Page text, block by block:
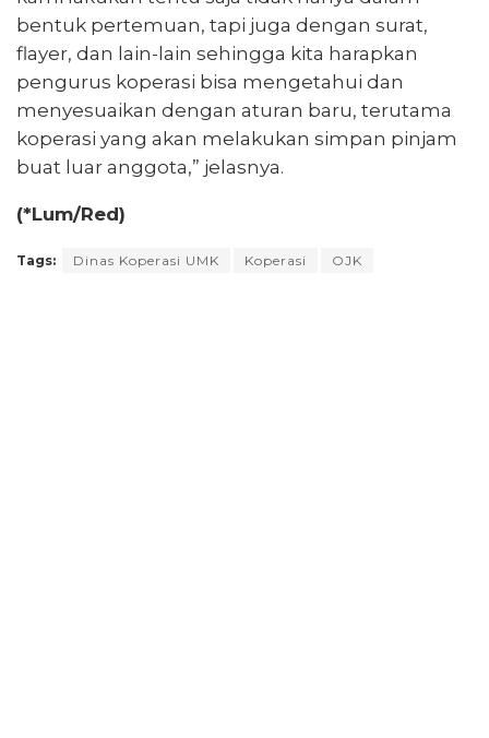
bentuk pertemuan, tapi juga dengan surat,
flayer, dan lain-lain sehingga kita harapkan
pengurus koperasi bisa mengetahui dan
menyesuaikan dengan aturan baru, terutama
koperasi yang akan melakukan simpan pinjam
buat luar anggota,” jelasnya.
(*Lum/Red)
Tags: Dinas Koperasi UMK Koperasi OJK